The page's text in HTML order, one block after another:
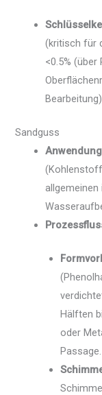
(kritisch für
<0.5%
Sandguss
Anwendung
allgemeinen
Hälften
oder
Passage.